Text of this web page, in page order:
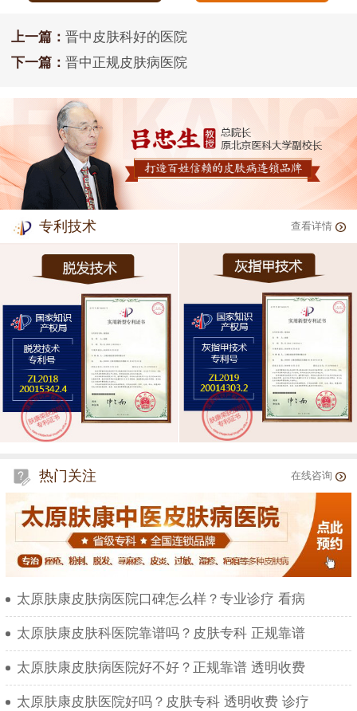
上一篇： 晋中皮肤科好的医院
下一篇： 晋中正规皮肤病医院
专利技术 查看详情
热门关注 在线咨询
太原肤康皮肤病医院口碑怎么样？专业诊疗 看病
太原肤康皮肤科医院靠谱吗？皮肤专科 正规靠谱
太原肤康皮肤病医院好不好？正规靠谱 透明收费
太原肤康皮肤医院好吗？皮肤专科 透明收费 诊疗